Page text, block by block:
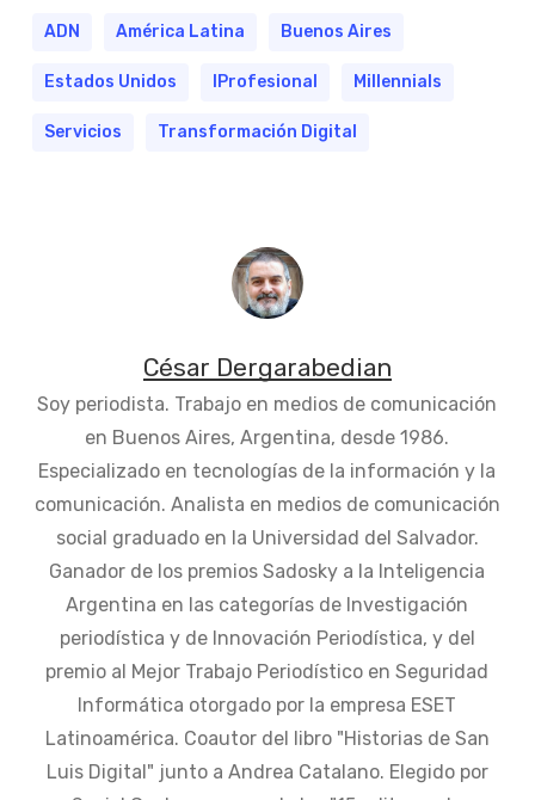
ADN América Latina Buenos Aires
Estados Unidos IProfesional Millennials
Servicios Transformación Digital
César Dergarabedian
Soy periodista. Trabajo en medios de comunicación
en Buenos Aires, Argentina, desde 1986.
Especializado en tecnologías de la información y la
comunicación. Analista en medios de comunicación
social graduado en la Universidad del Salvador.
Ganador de los premios Sadosky a la Inteligencia
Argentina en las categorías de Investigación
periodística y de Innovación Periodística, y del
premio al Mejor Trabajo Periodístico en Seguridad
Informática otorgado por la empresa ESET
Latinoamérica. Coautor del libro "Historias de San
Luis Digital" junto a Andrea Catalano. Elegido por